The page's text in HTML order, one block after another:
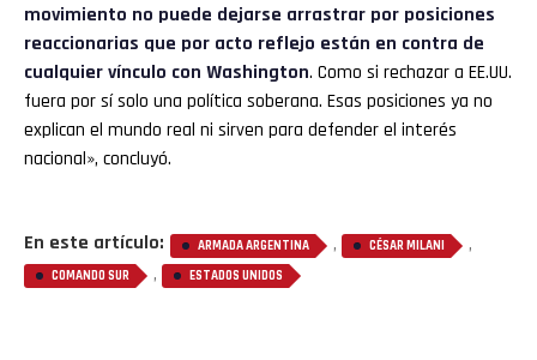
movimiento no puede dejarse arrastrar por posiciones
reaccionarias que por acto reflejo están en contra de
cualquier vínculo con Washington. Como si rechazar a EE.UU.
fuera por sí solo una política soberana. Esas posiciones ya no
explican el mundo real ni sirven para defender el interés
nacional», concluyó.
En este artículo: ARMADA ARGENTINA , CÉSAR MILANI ,
COMANDO SUR , ESTADOS UNIDOS